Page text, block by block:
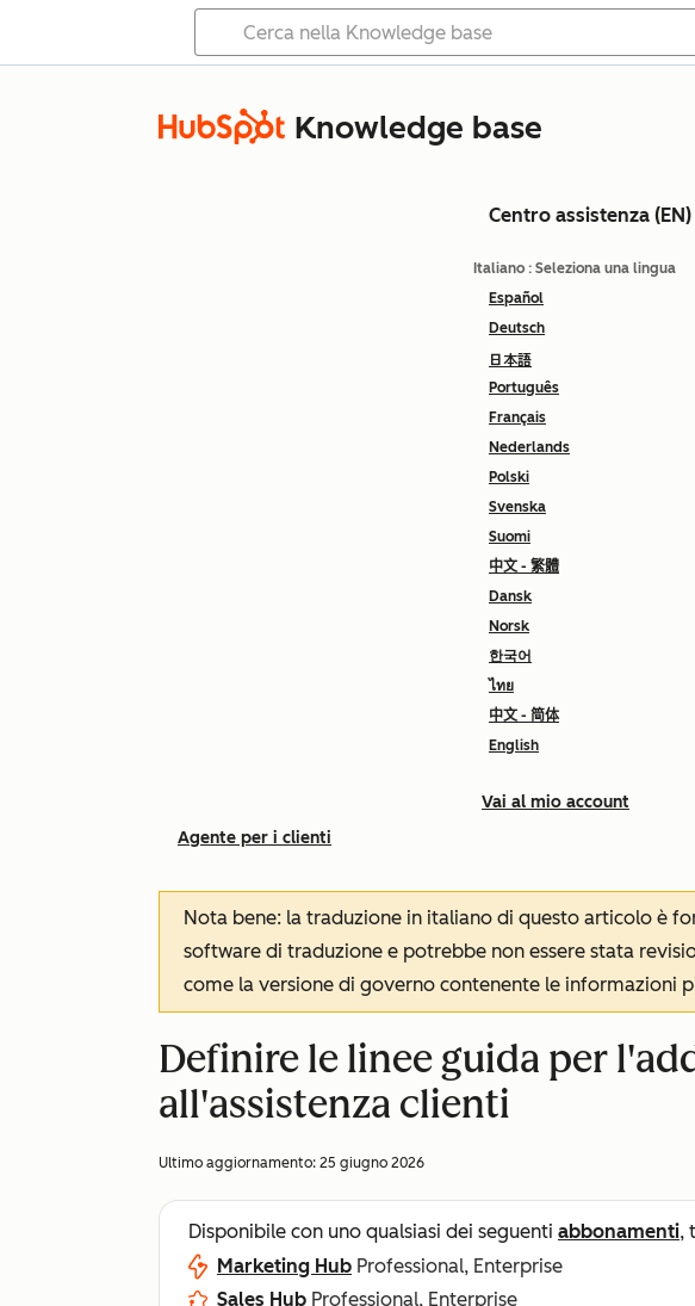
Knowledge base
Centro assistenza (EN)
Italiano : Seleziona una lingua
Español
Deutsch
日本語
Português
Français
Nederlands
Polski
Svenska
Suomi
中文 - 繁體
Dansk
Norsk
한국어
ไทย
中文 - 简体
English
Vai al mio account
Agente per i clienti
Nota bene: la traduzione in italiano di questo articolo è
software di traduzione e potrebbe non essere stata
come la versione di governo contenente le informazioni
Definire le linee guida per
all'assistenza clienti
Ultimo aggiornamento: 25 giugno 2026
Disponibile con uno qualsiasi dei seguenti abbonamenti,
Marketing Hub Professional, Enterprise
Sales Hub Professional, Enterprise